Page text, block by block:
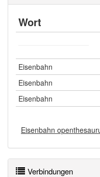
Wort
Eisenbahn
Eisenbahn
Eisenbahn
Eisenbahn
Verbindungen